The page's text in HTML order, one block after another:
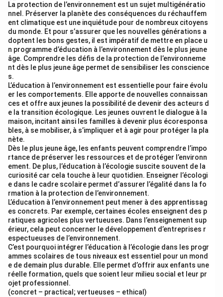
La protection de l’environnement est un sujet multigénératio
nnel. Préserver la planète des conséquences du réchauffem
ent climatique est une inquiétude pour de nombreux citoyens
du monde. Et pour s’assurer que les nouvelles générations a
doptent les bons gestes, il est impératif de mettre en place u
n programme d’éducation à l’environnement dès le plus jeune
âge. Comprendre les défis de la protection de l’environneme
nt dès le plus jeune âge permet de sensibiliser les conscience
s.
L’éducation à l’environnement est essentielle pour faire évolu
er les comportements. Elle apporte de nouvelles connaissan
ces et offre aux jeunes la possibilité de devenir des acteurs d
e la transition écologique. Les jeunes ouvrent le dialogue à la
maison, incitant ainsi les familles à devenir plus écoresponsa
bles, à se mobiliser, à s’impliquer et à agir pour protéger la pla
nète.
Dès le plus jeune âge, les enfants peuvent comprendre l’impo
rtance de préserver les ressources et de protéger l’environn
ement. De plus, l’éducation à l’écologie suscite souvent de la
curiosité car cela touche à leur quotidien. Enseigner l’écologi
e dans le cadre scolaire permet d’assurer l’égalité dans la fo
rmation à la protection de l’environnement.
L’éducation à l’environnement peut mener à des apprentissag
es concrets. Par exemple, certaines écoles enseignent des p
ratiques agricoles plus vertueuses. Dans l’enseignement sup
érieur, cela peut concerner le développement d’entreprises r
espectueuses de l’environnement.
C’est pourquoi intégrer l’éducation à l’écologie dans les progr
ammes scolaires de tous niveaux est essentiel pour un mond
e de demain plus durable. Elle permet d’offrir aux enfants une
réelle formation, quels que soient leur milieu social et leur pr
ojet professionnel.
(concret – practical; vertueuses – ethical)